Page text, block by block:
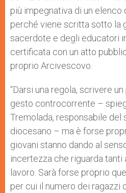
più impegnativa di un elenco
perché viene scritta sotto la
sacerdote e degli educatori
certificata con un atto
proprio Arcivescovo.
“Darsi una regola, scrivere
gesto controcorrente –
Tremolada, responsabile del
diocesano – ma è forse
giovani stanno dando al
incertezza che riguarda tanti
lavoro. Sarà forse proprio
per cui il numero dei ragazzi